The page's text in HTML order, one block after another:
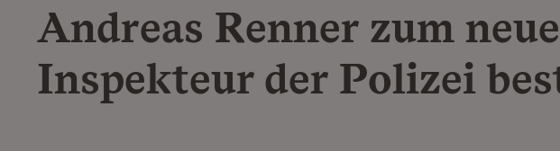
Andreas Renner zum
Inspekteur der Polizei